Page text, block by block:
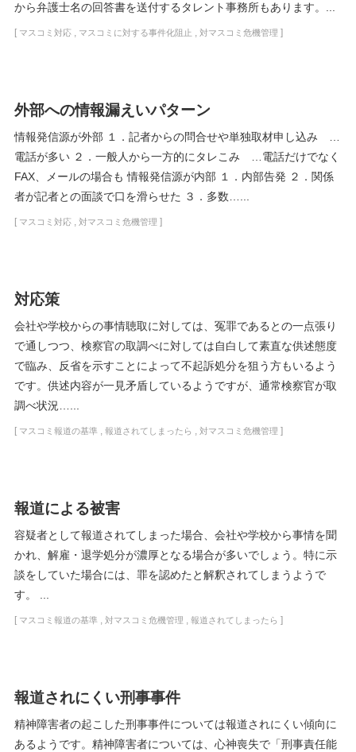
から弁護士名の回答書を送付するタレント事務所もあります。...
[ マスコミ対応, マスコミに対する事件化阻止 , 対マスコミ危機管理 ]
外部への情報漏えいパターン
情報発信源が外部 １．記者からの問合せや単独取材申し込み …
電話が多い ２．一般人から一方的にタレこみ …電話だけでなく
FAX、メールの場合も 情報発信源が内部 １．内部告発 ２．関係
者が記者との面談で口を滑らせた ３．多数…...
[ マスコミ対応, 対マスコミ危機管理 ]
対応策
会社や学校からの事情聴取に対しては、冤罪であるとの一点張り
で通しつつ、検察官の取調べに対しては自白して素直な供述態度
で臨み、反省を示すことによって不起訴処分を狙う方もいるよう
です。供述内容が一見矛盾しているようですが、通常検察官が取
調べ状況…...
[ マスコミ報道の基準, 報道されてしまったら , 対マスコミ危機管理 ]
報道による被害
容疑者として報道されてしまった場合、会社や学校から事情を聞
かれ、解雇・退学処分が濃厚となる場合が多いでしょう。特に示
談をしていた場合には、罪を認めたと解釈されてしまうようで
す。 ...
[ マスコミ報道の基準, 対マスコミ危機管理 , 報道されてしまったら ]
報道されにくい刑事事件
精神障害者の起こした刑事事件については報道されにくい傾向に
あるようです。精神障害者については、心神喪失で「刑事責任能